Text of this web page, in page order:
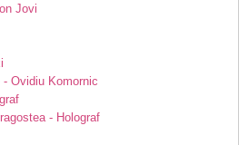
Jovi
Ovidiu Komornic
- Holograf